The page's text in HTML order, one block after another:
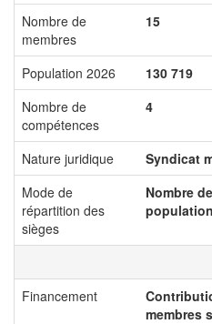
Nombre de
membres
15
Population 2026
130 719
Nombre de
compétences
4
Nature juridique
Syndicat
Mode de
répartition des
sièges
Nombre
population
Financement
membres